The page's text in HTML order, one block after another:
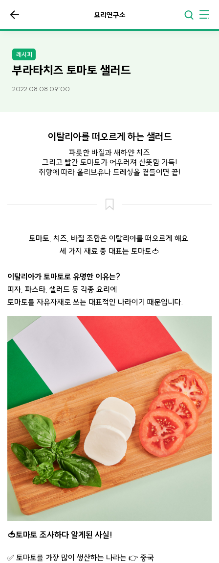
요리연구소
레시피
부라타치즈 토마토 샐러드
2022.08.08 09:00
이탈리아를 떠오르게 하는 샐러드
파릇한 바질과 새하얀 치즈
그리고 빨간 토마토가 어우러져 산뜻함 가득!
취향에 따라 올리브유나 드레싱을 곁들이면 끝!
토마토, 치즈, 바질 조합은 이탈리아를 떠오르게 해요.
세 가지 재료 중 대표는 토마토🍅
이탈리아가 토마토로 유명한 이유는?
피자, 파스타, 샐러드 등 각종 요리에
토마토를 자유자재로 쓰는 대표적인 나라이기 때문입니다.
🍅토마토 조사하다 알게된 사실!
✅ 토마토를 가장 많이 생산하는 나라는 👉 중국